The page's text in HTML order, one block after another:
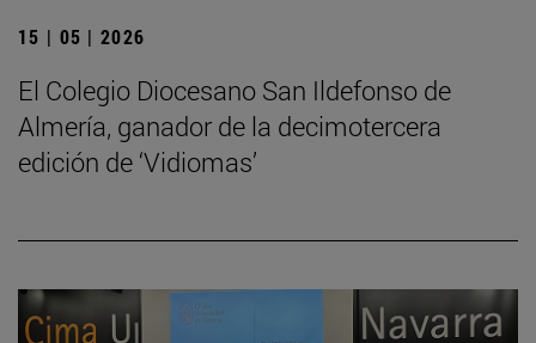
15 | 05 | 2026
El Colegio Diocesano San Ildefonso de
Almería, ganador de la decimotercera
edición de ‘Vidiomas’